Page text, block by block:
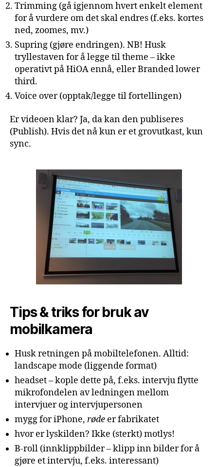
Trimming (gå igjennom hvert enkelt element
for å vurdere om det skal endres (f.eks. kortes
ned, zoomes, mv.)
Supring (gjøre endringen). NB! Husk
tryllestaven for å legge til theme – ikke
operativt på HiOA ennå, eller Branded lower
third.
Voice over (opptak/legge til fortellingen)
Er videoen klar? Ja, da kan den publiseres
(Publish). Hvis det nå kun er et grovutkast, kun
sync.
Tips & triks for bruk av
mobilkamera
Husk retningen på mobiltelefonen. Alltid:
landscape mode (liggende format)
headset – kople dette på, f.eks. intervju flytte
mikrofondelen av ledningen mellom
intervjuer og intervjupersonen
mygg for iPhone, røde er fabrikatet
hvor er lyskilden? Ikke (sterkt) motlys!
B-roll (innklippbilder – klipp inn bilder for å
gjøre et intervju, f.eks. interessant)